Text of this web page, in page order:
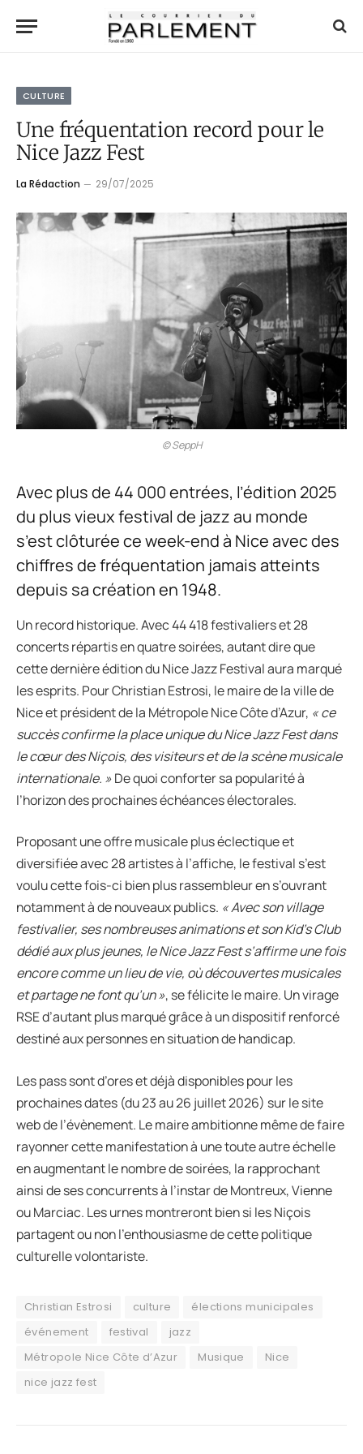
CULTURE
Une fréquentation record pour le
Nice Jazz Fest
La Rédaction 29/07/2025
© SeppH
Avec plus de 44 000 entrées, l’édition 2025
du plus vieux festival de jazz au monde
s’est clôturée ce week-end à Nice avec des
chiffres de fréquentation jamais atteints
depuis sa création en 1948.
Un record historique. Avec 44 418 festivaliers et 28
concerts répartis en quatre soirées, autant dire que
cette dernière édition du Nice Jazz Festival aura marqué
les esprits. Pour Christian Estrosi, le maire de la ville de
Nice et président de la Métropole Nice Côte d’Azur, « ce
succès confirme la place unique du Nice Jazz Fest dans
le cœur des Niçois, des visiteurs et de la scène musicale
internationale. »De quoi conforter sa popularité à
l’horizon des prochaines échéances électorales.
Proposant une offre musicale plus éclectique et
diversifiée avec 28 artistes à l’affiche, le festival s’est
voulu cette fois-ci bien plus rassembleur en s’ouvrant
notamment à de nouveaux publics. « Avec son village
festivalier, ses nombreuses animations et son Kid’s Club
dédié aux plus jeunes, le Nice Jazz Fest s’affirme une fois
encore comme un lieu de vie, où découvertes musicales
et partage ne font qu’un », se félicite le maire. Un virage
RSE d’autant plus marqué grâce à un dispositif renforcé
destiné aux personnes en situation de handicap.
Les pass sont d’ores et déjà disponibles pour les
prochaines dates (du 23 au 26 juillet 2026) sur le site
web de l’évènement. Le maire ambitionne même de faire
rayonner cette manifestation à une toute autre échelle
en augmentant le nombre de soirées, la rapprochant
ainsi de ses concurrents à l’instar de Montreux, Vienne
ou Marciac. Les urnes montreront bien si les Niçois
partagent ou non l’enthousiasme de cette politique
culturelle volontariste.
Christian Estrosi culture
élections municipales
événement
festival
jazz
Métropole Nice Côte d’Azur
Musique
Nice
nice jazz fest